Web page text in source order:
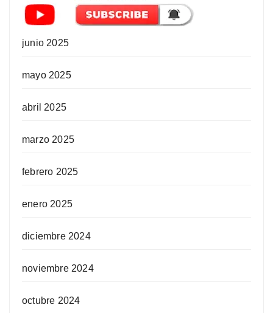
junio 2025
mayo 2025
abril 2025
marzo 2025
febrero 2025
enero 2025
diciembre 2024
noviembre 2024
octubre 2024